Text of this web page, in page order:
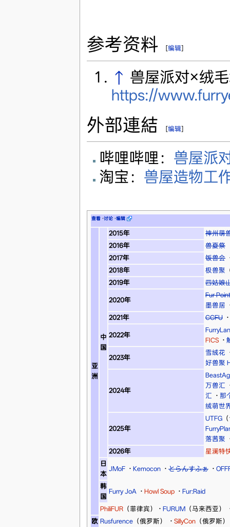
参考资料 [编辑]
↑ 兽屋派对×绒
https://
外部連結 [编辑]
哔哩哔哩： 兽屋派
淘宝： 兽屋造物工
查看·讨论·编辑
亚
洲
中
国
2015年
神州萌
2016年
兽夏祭
2017年
饭兽会
2018年
极兽聚
2019年
四姑娘
2020年
Fur
墨兽居
2021年
CCFU ·
2022年
FICS ·
2023年
雪绒花
好兽聚
2024年
万兽汇
汇 · 那
绒萌世
2025年
UTFG
落茜聚
2026年
星澜特
日
本
JMoF · Kemocon · とらんすふぁ ·
韩
国
Furry JoA · Howl Soup · Fur:Raid
PhiliFUR（菲律宾） · FURUM（马来西亚）
欧 Rusfurence（俄罗斯） · SillyCon（俄罗斯）